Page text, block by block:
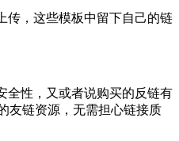
传，这些模板中留下自己的链
全性，又或者说购买的反链有
友链资源，无需担心链接质